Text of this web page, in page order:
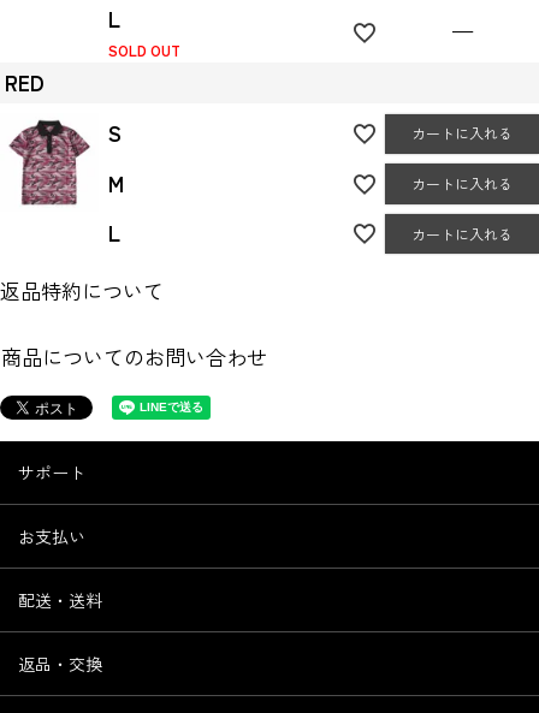
L
SOLD OUT
—
RED
S
カートに入れる
M カートに入れる
L カートに入れる
返品特約について
商品についてのお問い合わせ
サポート
お支払い
配送・送料
返品・交換